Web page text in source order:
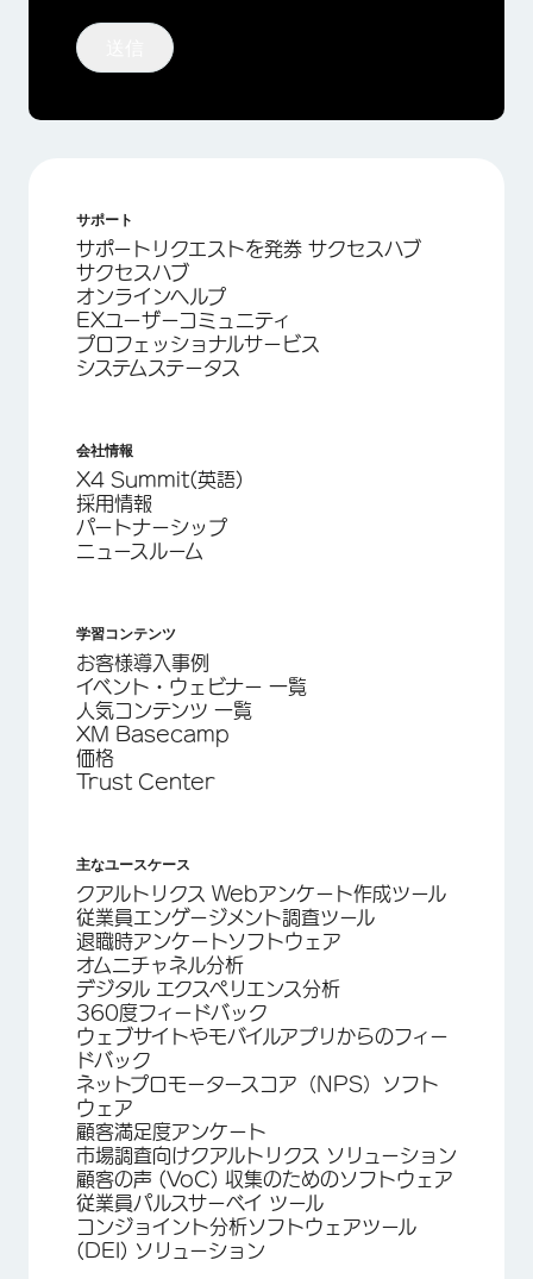
サポート
サポートリクエストを発券 サクセスハブ
サクセスハブ
オンラインヘルプ
EXユーザーコミュニティ
プロフェッショナルサービス
システムステータス
会社情報
X4 Summit(英語)
採用情報
パートナーシップ
ニュースルーム
学習コンテンツ
お客様導入事例
イベント・ウェビナー 一覧
人気コンテンツ 一覧
XM Basecamp
価格
Trust Center
主なユースケース
クアルトリクス Webアンケート作成ツール
従業員エンゲージメント調査ツール
退職時アンケートソフトウェア
オムニチャネル分析
デジタル エクスペリエンス分析
360度フィードバック
ウェブサイトやモバイルアプリからのフィー
ドバック
ネットプロモータースコア（NPS）ソフト
ウェア
顧客満足度アンケート
市場調査向けクアルトリクス ソリューション
顧客の声 (VoC) 収集のためのソフトウェア
従業員パルスサーベイ ツール
コンジョイント分析ソフトウェアツール
(DEI) ソリューション